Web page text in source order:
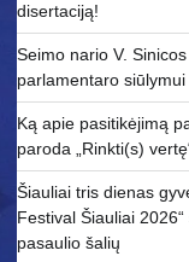
disertaciją!
Seimo nario V.
parlamentaro
Ką apie pasitikėjimą
paroda „Rinkti(s)
Šiauliai tris dienas
Festival Šiauliai
pasaulio šalių